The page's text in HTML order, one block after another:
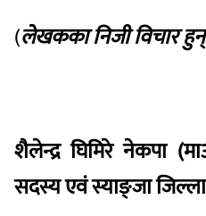
(लेखकका निजी विचार
शैलेन्द्र घिमिरे नेकपा
सदस्य एवं स्याङ्जा जिल्ला